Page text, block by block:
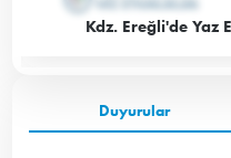
Kdz. Ereğli'de Yaz
Duyurular